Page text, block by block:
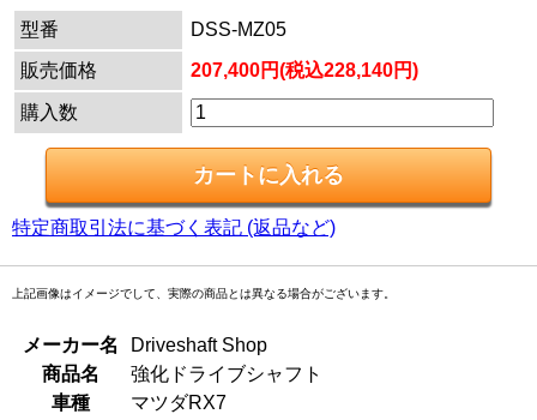
型番
DSS-MZ05
販売価格
207,400円(税込228,140円)
購入数
特定商取引法に基づく表記 (返品など)
上記画像はイメージでして、実際の商品とは異なる場合がございます。
メーカー名
Driveshaft Shop
商品名
強化ドライブシャフト
車種
マツダRX7